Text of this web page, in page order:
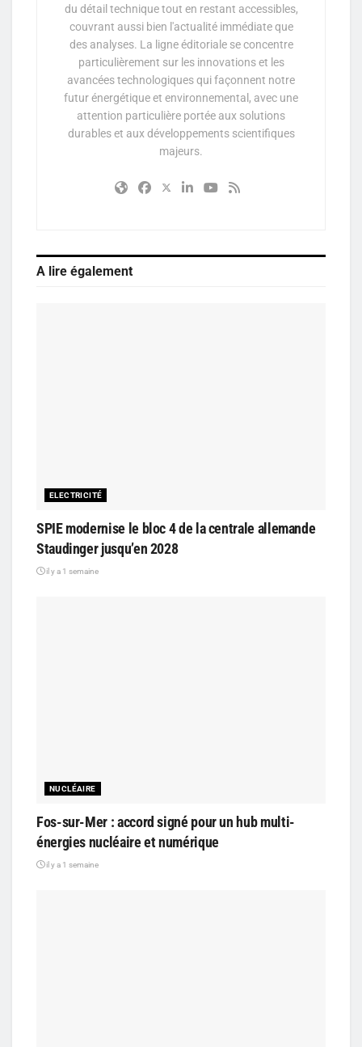
du détail technique tout en restant accessibles,
couvrant aussi bien l'actualité immédiate que
des analyses. La ligne éditoriale se concentre
particulièrement sur les innovations et les
avancées technologiques qui façonnent notre
futur énergétique et environnemental, avec une
attention particulière portée aux solutions
durables et aux développements scientifiques
majeurs.
A lire également
ELECTRICITÉ
SPIE modernise le bloc 4 de la centrale allemande
Staudinger jusqu’en 2028
il y a 1 semaine
NUCLÉAIRE
Fos-sur-Mer : accord signé pour un hub multi-
énergies nucléaire et numérique
il y a 1 semaine